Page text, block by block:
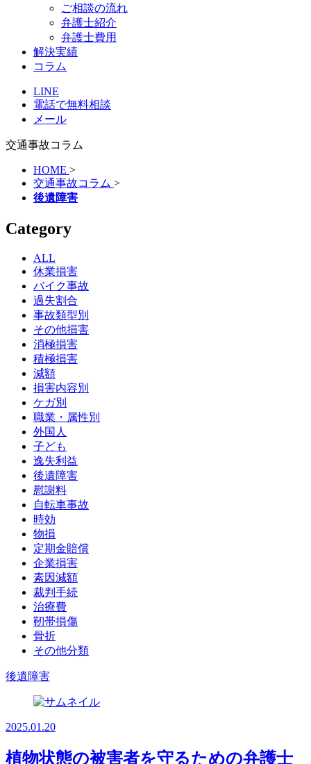
ご相談の流れ
弁護士紹介
弁護士費用
解決実績
コラム
LINE
電話で無料相談
メール
交通事故コラム
HOME >
交通事故コラム >
後遺障害
Category
ALL
休業損害
バイク事故
過失割合
事故類型別
その他損害
消極損害
積極損害
減額
損害内容別
ケガ別
職業・属性別
外国人
子ども
逸失利益
後遺障害
慰謝料
自転車事故
時効
物損
定期金賠償
企業損害
素因減額
裁判手続
治療費
靭帯損傷
骨折
その他分類
後遺障害
2025.01.20
植物状態の被害者を守るための弁護士